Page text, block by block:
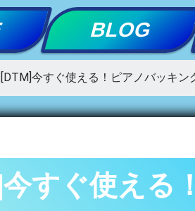
BLOG
[DTM]今すぐ使える！ピアノバッキン
すぐ使える